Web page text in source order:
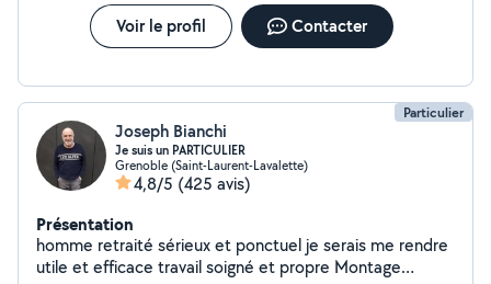
Voir le profil Contacter
Particulier
Joseph Bianchi
Je suis un PARTICULIER
Grenoble (Saint-Laurent-Lavalette)
4,8/5 (425 avis)
Présentation
homme retraité sérieux et ponctuel je serais me rendre
utile et efficace travail soigné et propre Montage